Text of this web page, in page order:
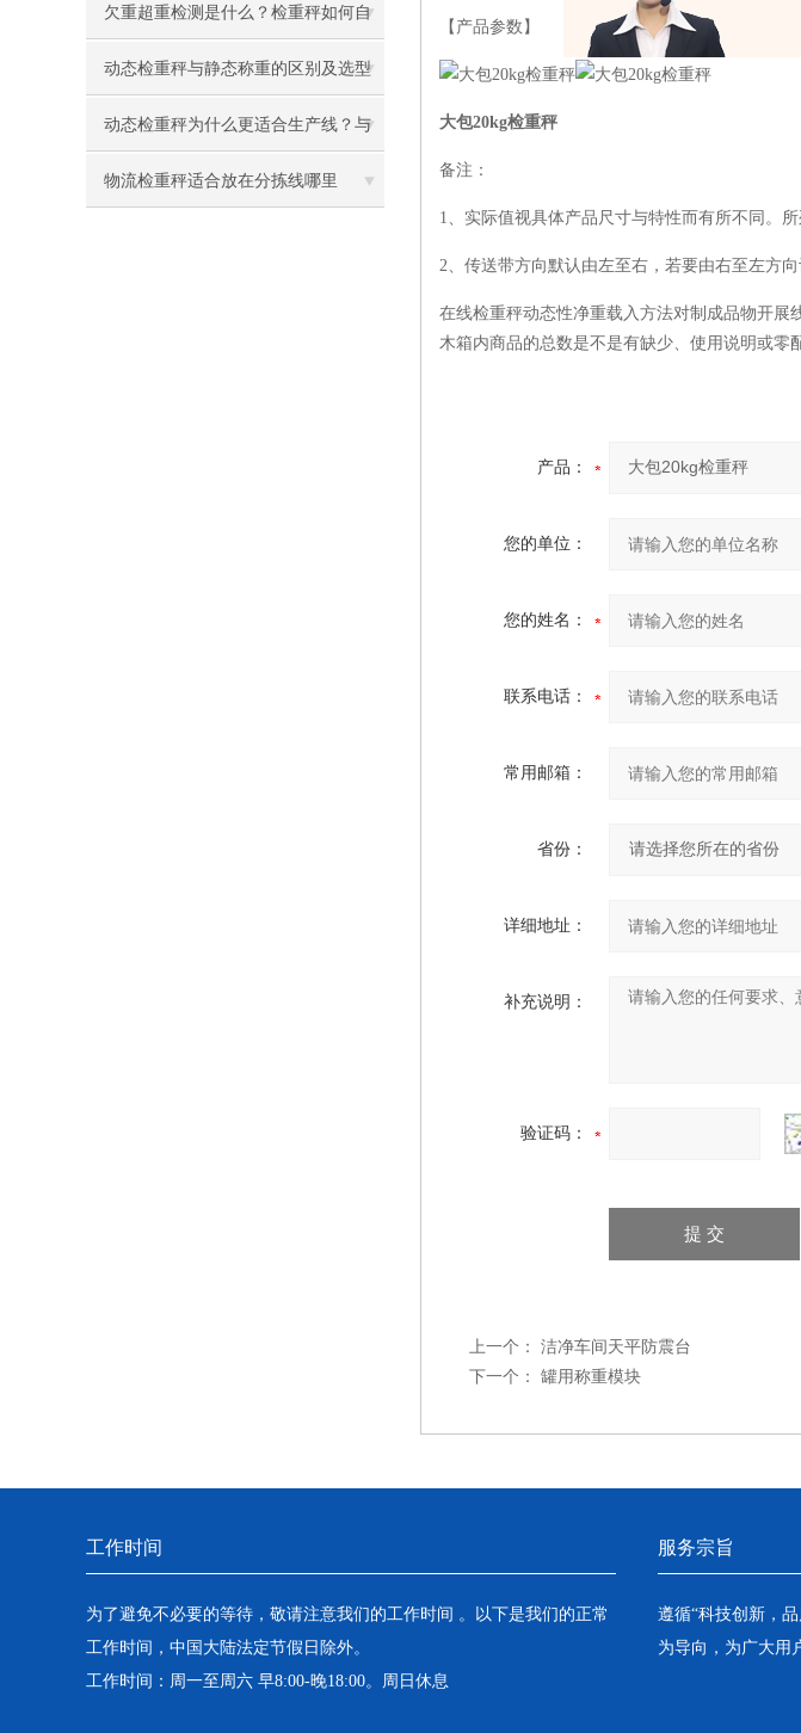
重点考察这七项
欠重超重检测是什么？检重秤如何自
动判断并剔除
动态检重秤与静态称重的区别及选型
思路
动态检重秤为什么更适合生产线？与
静态称重的选型区别
物流检重秤适合放在分拣线哪里
【产品参数】
大包20kg检重秤
备注：
1、实际值视具体产品尺寸与特性而有所不同。
2、传送带方向默认由左至右，若要由右至左方向
在线检重秤动态性净重载入方法对制成品物开
木箱内商品的总数是不是有缺少、使用说明或零
产品：
您的单位：
您的姓名：
联系电话：
常用邮箱：
省份：
详细地址：
补充说明：
验证码：
上一个：
洁净车间天平防震台
下一个：
罐用称重模块
工作时间
为了避免不必要的等待，敬请注意我们的工作时间 。以下是我们的正常
工作时间，中国大陆法定节假日除外。
工作时间：周一至周六 早8:00-晚18:00。周日休息
服务宗旨
遵循“科技创新，
为导向，为广大用